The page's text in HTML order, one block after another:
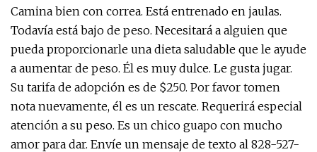
Camina bien con correa. Está entrenado en jaulas.
Todavía está bajo de peso. Necesitará a alguien que
pueda proporcionarle una dieta saludable que le ayude
a aumentar de peso. Él es muy dulce. Le gusta jugar.
Su tarifa de adopción es de $250. Por favor tomen
nota nuevamente, él es un rescate. Requerirá especial
atención a su peso. Es un chico guapo con mucho
amor para dar. Envíe un mensaje de texto al 828-527-